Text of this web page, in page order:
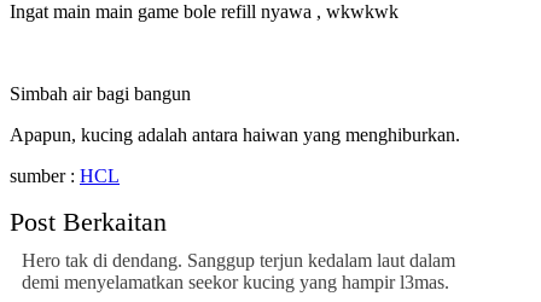
Ingat main main game bole refill nyawa , wkwkwk
Simbah air bagi bangun
Apapun, kucing adalah antara haiwan yang menghiburkan.
sumber : HCL
Post Berkaitan
Hero tak di dendang. Sanggup terjun kedalam laut dalam
demi menyelamatkan seekor kucing yang hampir l3mas.